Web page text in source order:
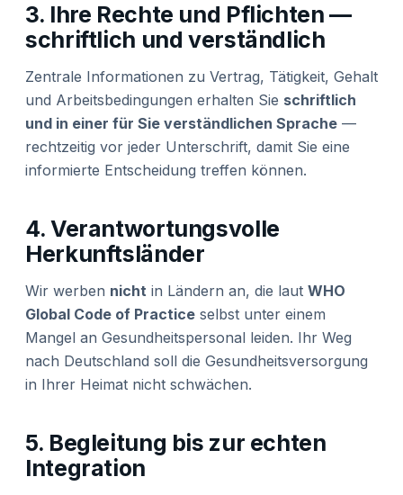
3. Ihre Rechte und Pflichten —
schriftlich und verständlich
Zentrale Informationen zu Vertrag, Tätigkeit, Gehalt
und Arbeitsbedingungen erhalten Sie schriftlich
und in einer für Sie verständlichen Sprache —
rechtzeitig vor jeder Unterschrift, damit Sie eine
informierte Entscheidung treffen können.
4. Verantwortungsvolle
Herkunftsländer
Wir werben nicht in Ländern an, die laut WHO
Global Code of Practice selbst unter einem
Mangel an Gesundheitspersonal leiden. Ihr Weg
nach Deutschland soll die Gesundheitsversorgung
in Ihrer Heimat nicht schwächen.
5. Begleitung bis zur echten
Integration